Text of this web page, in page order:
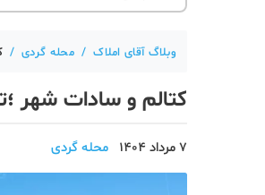
آموزش پلتفرم آقای املاک
اخبار مسکن
تحلیل مسکن
وبلاگ آقای املاک / محله گردی /
کتالم و سادات شهر
7 مرداد 1404 محله گردی